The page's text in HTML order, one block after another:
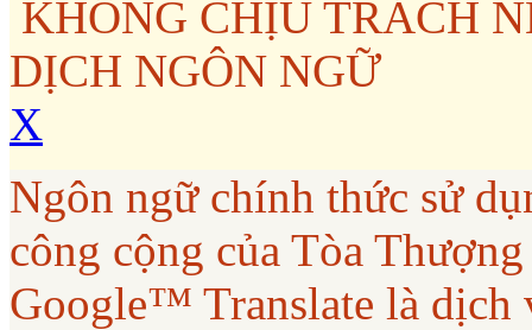
KHÔNG CHỊU TRÁCH
DỊCH NGÔN NGỮ
X
Ngôn ngữ chính thức sử
công cộng của Tòa
Google™ Translate là dịch